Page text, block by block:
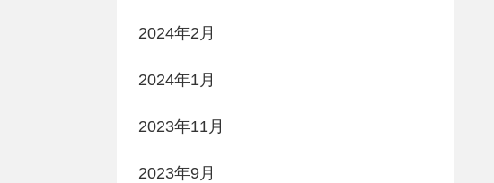
2024年2月
2024年1月
2023年11月
2023年9月